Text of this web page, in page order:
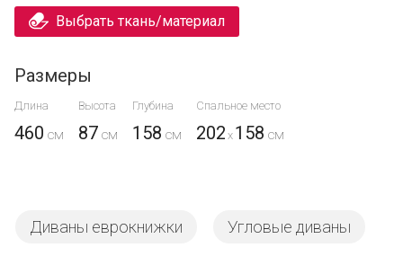
Выбрать ткань/материал
Размеры
Длина Высота Глубина Спальное место
460 87 158 202 x 158
Диваны еврокнижки Угловые диваны